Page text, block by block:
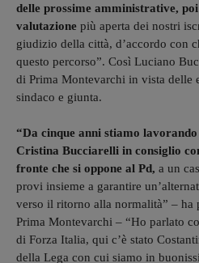
delle prossime amministrative,
valutazione più aperta dei nostri
giudizio della città, d’accordo con
questo percorso”. Così Luciano
di Prima Montevarchi in vista delle
sindaco e giunta.
“Da cinque anni stiamo
Cristina Bucciarelli in consiglio
fronte che si oppone al Pd, a un
provi insieme a garantire
verso il ritorno alla normalità” – ha
Prima Montevarchi – “Ho parlato
di Forza Italia, qui c’è stato
della Lega con cui siamo in